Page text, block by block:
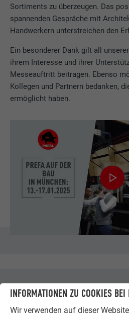
INFORMATIONEN ZU COOKIES BEI
Wir verwenden auf dieser
Sortiments zu überzeugen. Das
spannenden Gespräche mit
Handwerkern unterstreichen den
Ein besonderer Dank gilt all
ihrem Interesse und ihrer
Messeauftritt beitragen. Ebenso
Kollegen und Partnern bedanken,
ermöglicht haben.
BESUCHEN SIE UNS – WIR
SIE!